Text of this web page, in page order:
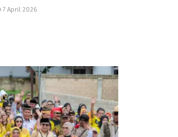
7 April 2026